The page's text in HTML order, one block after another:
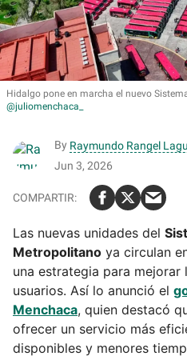
Hidalgo pone en marcha el nuevo
@juliomenchaca_
By Raymundo Rangel
Jun 3, 2026
Las nuevas unidades del
Metropolitano ya circulan
una estrategia para
usuarios. Así lo anunció el
Menchaca, quien destacó
ofrecer un servicio más
disponibles y menores